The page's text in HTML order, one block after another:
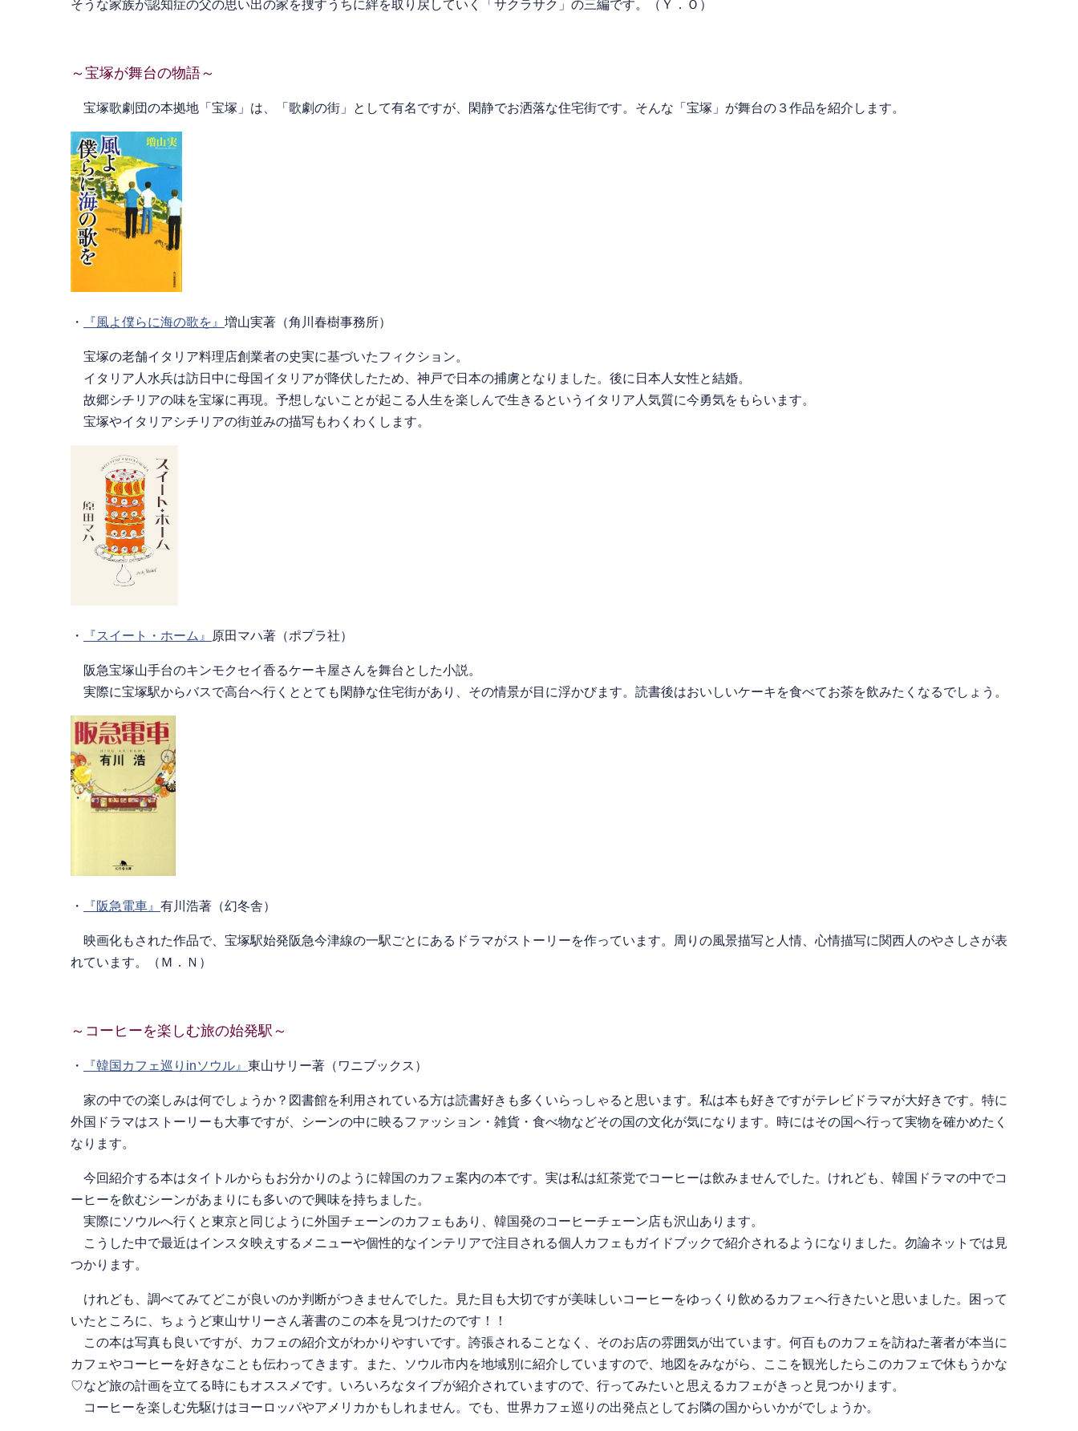
そうな家族が認知症の父の思い出の家を捜すうちに絆を取り戻していく「サクラサク」の三編です。（Ｙ．Ｏ）
～宝塚が舞台の物語～
宝塚歌劇団の本拠地「宝塚」は、「歌劇の街」として有名ですが、閑静でお洒落な住宅街です。そんな「宝塚」が舞台の３作品を紹介します。
・ 『風よ僕らに海の歌を』 増山実著（角川春樹事務所）
宝塚の老舗イタリア料理店創業者の史実に基づいたフィクション。
イタリア人水兵は訪日中に母国イタリアが降伏したため、神戸で日本の捕虜となりました。後に日本人女性と結婚。
故郷シチリアの味を宝塚に再現。予想しないことが起こる人生を楽しんで生きるというイタリア人気質に今勇気をもらいます。
宝塚やイタリアシチリアの街並みの描写もわくわくします。
・ 『スイート・ホーム』 原田マハ著（ポプラ社）
阪急宝塚山手台のキンモクセイ香るケーキ屋さんを舞台とした小説。
実際に宝塚駅からバスで高台へ行くととても閑静な住宅街があり、その情景が目に浮かびます。読書後はおいしいケーキを食べてお茶を飲みたくなるでしょう。
・ 『阪急電車』 有川浩著（幻冬舎）
映画化もされた作品で、宝塚駅始発阪急今津線の一駅ごとにあるドラマがストーリーを作っています。周りの風景描写と人情、心情描写に関西人のやさしさが表
れています。（Ｍ．Ｎ）
～コーヒーを楽しむ旅の始発駅～
・ 『韓国カフェ巡りinソウル』 東山サリー著（ワニブックス）
家の中での楽しみは何でしょうか？図書館を利用されている方は読書好きも多くいらっしゃると思います。私は本も好きですがテレビドラマが大好きです。特に
外国ドラマはストーリーも大事ですが、シーンの中に映るファッション・雑貨・食べ物などその国の文化が気になります。時にはその国へ行って実物を確かめたく
なります。
今回紹介する本はタイトルからもお分かりのように韓国のカフェ案内の本です。実は私は紅茶党でコーヒーは飲みませんでした。けれども、韓国ドラマの中でコ
ーヒーを飲むシーンがあまりにも多いので興味を持ちました。
実際にソウルへ行くと東京と同じように外国チェーンのカフェもあり、韓国発のコーヒーチェーン店も沢山あります。
こうした中で最近はインスタ映えするメニューや個性的なインテリアで注目される個人カフェもガイドブックで紹介されるようになりました。勿論ネットでは見
つかります。
けれども、調べてみてどこが良いのか判断がつきませんでした。見た目も大切ですが美味しいコーヒーをゆっくり飲めるカフェへ行きたいと思いました。困って
いたところに、ちょうど東山サリーさん著書のこの本を見つけたのです！！
この本は写真も良いですが、カフェの紹介文がわかりやすいです。誇張されることなく、そのお店の雰囲気が出ています。何百ものカフェを訪ねた著者が本当に
カフェやコーヒーを好きなことも伝わってきます。また、ソウル市内を地域別に紹介していますので、地図をみながら、ここを観光したらこのカフェで休もうかな
♡など旅の計画を立てる時にもオススメです。いろいろなタイプが紹介されていますので、行ってみたいと思えるカフェがきっと見つかります。
コーヒーを楽しむ先駆けはヨーロッパやアメリカかもしれません。でも、世界カフェ巡りの出発点としてお隣の国からいかがでしょうか。